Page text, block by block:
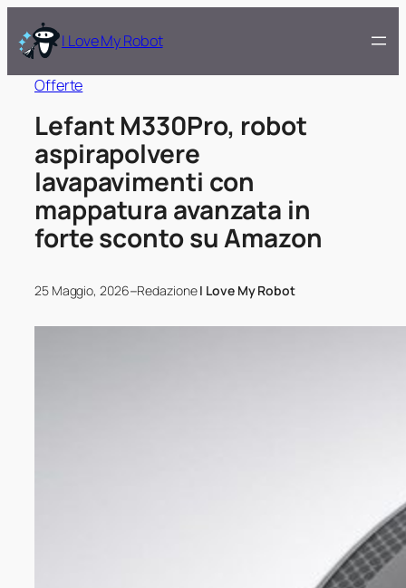
I Love My Robot
Offerte
Lefant M330Pro, robot
aspirapolvere
lavapavimenti con
mappatura avanzata in
forte sconto su Amazon
25 Maggio, 2026–RedazioneI Love My Robot